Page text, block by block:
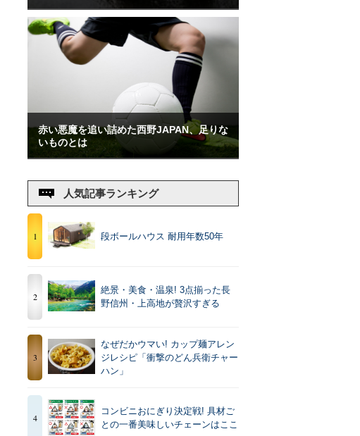
赤い悪魔を追い詰めた西野JAPAN、足りな
いものとは
人気記事ランキング
1 段ボールハウス 耐用年数50年
2
絶景・美食・温泉! 3点揃った長
野信州・上高地が贅沢すぎる
3
なぜだかウマい! カップ麺アレン
ジレシピ「衝撃のどん兵衛チャー
ハン」
4
コンビニおにぎり決定戦! 具材ご
との一番美味しいチェーンはここ